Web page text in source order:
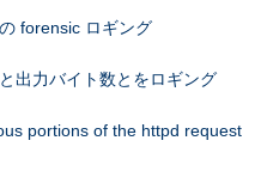
forensic ロギング
出力バイト数とをロギング
portions of the httpd request